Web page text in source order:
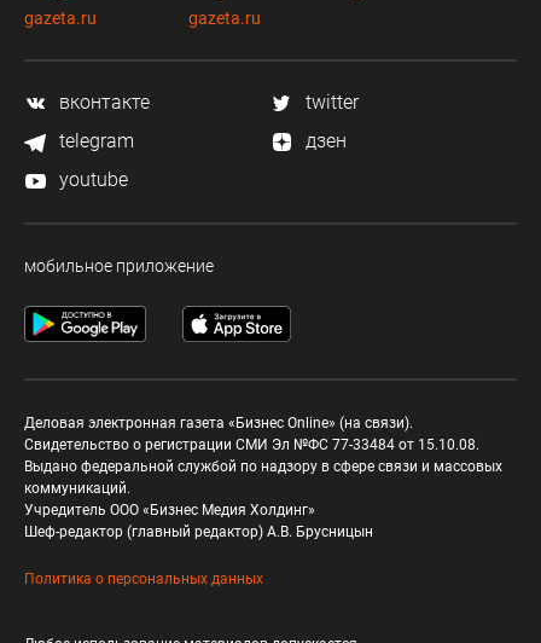
gazeta.ru
gazeta.ru
вконтакте
twitter
telegram
дзен
youtube
мобильное приложение
Деловая электронная газета «Бизнес Online» (на связи).
Свидетельство о регистрации СМИ Эл №ФС 77-33484 от 15.10.08.
Выдано федеральной службой по надзору в сфере связи и массовых
коммуникаций.
Учредитель ООО «Бизнес Медия Холдинг»
Шеф-редактор (главный редактор) А.В. Брусницын
Политика о персональных данных